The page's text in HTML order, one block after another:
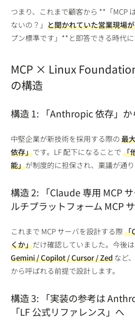
つまり、これまで顧客から **「MCP
ないの？」と聞かれていた営業現場
プン標準です」**と即答できる時代に
MCP × Linux
の構造
構造 1: 「Anthropic 依存」
中堅企業が新技術を採用する際の最
依存」です。LF 配下になることで「
能」が制度的に担保され、稟議が通り
構造 2: 「Claude 専用 MCP
ルチプラットフォーム MCP
これまで MCP サーバを設計する際「
くか」だけ確認していました。今後
Gemini / Copilot / Cursor / Zedなど
から呼ばれる前提で設計します。
構造 3: 「実装の参考は
「LF 公式リファレンス」へ